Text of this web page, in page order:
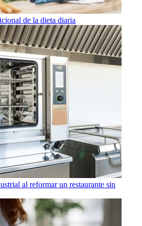
de la dieta diaria
al reformar un restaurante sin